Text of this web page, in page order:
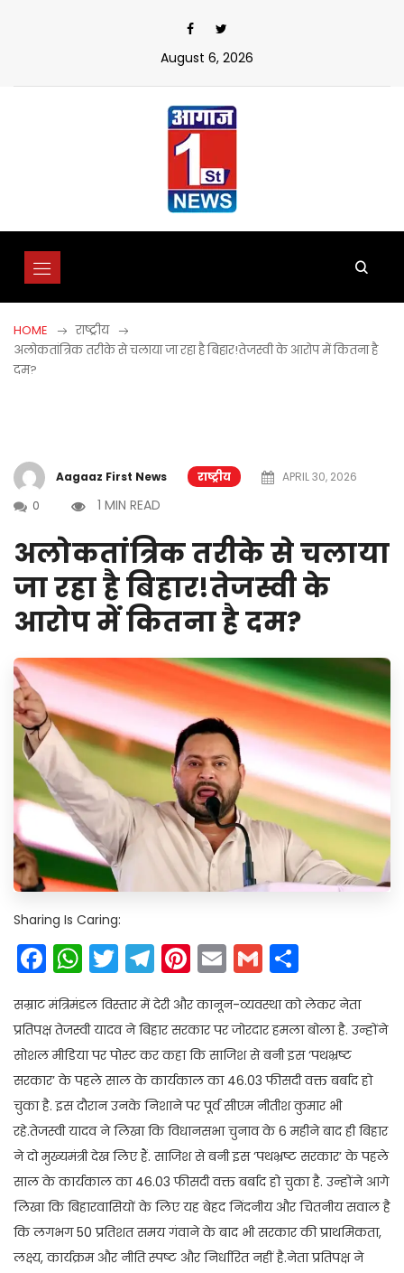
August 6, 2026
HOME
राष्ट्रीय
अलोकतांत्रिक तरीके से चलाया जा रहा है बिहार!तेजस्वी के आरोप में कितना है
दम?
Aagaaz First News राष्ट्रीय
APRIL 30, 2026
0
1 MIN READ
अलोकतांत्रिक तरीके से चलाया
जा रहा है बिहार!तेजस्वी के
आरोप में कितना है दम?
Sharing Is Caring:
Facebook
WhatsApp
Twitter
Telegram
Pinterest
EmailGmail
सम्राट मंत्रिमंडल विस्तार में देरी और कानून-व्यवस्था को लेकर नेता
प्रतिपक्ष तेजस्वी यादव ने बिहार सरकार पर जोरदार हमला बोला है. उन्होंने
सोशल मीडिया पर पोस्ट कर कहा कि साजिश से बनी इस ‘पथभ्रष्ट
सरकार’ के पहले साल के कार्यकाल का 46.03 फीसदी वक्त बर्बाद हो
चुका है. इस दौरान उनके निशाने पर पूर्व सीएम नीतीश कुमार भी
रहे.तेजस्वी यादव ने लिखा कि विधानसभा चुनाव के 6 महीने बाद ही बिहार
ने दो मुख्यमंत्री देख लिए हैं. साजिश से बनी इस ‘पथभ्रष्ट सरकार’ के पहले
साल के कार्यकाल का 46.03 फीसदी वक्त बर्बाद हो चुका है. उन्होंने आगे
लिखा कि बिहारवासियों के लिए यह बेहद निंदनीय और चितनीय सवाल है
कि लगभग 50 प्रतिशत समय गंवाने के बाद भी सरकार की प्राथमिकता,
लक्ष्य, कार्यक्रम और नीति स्पष्ट और निर्धारित नहीं है.नेता प्रतिपक्ष ने